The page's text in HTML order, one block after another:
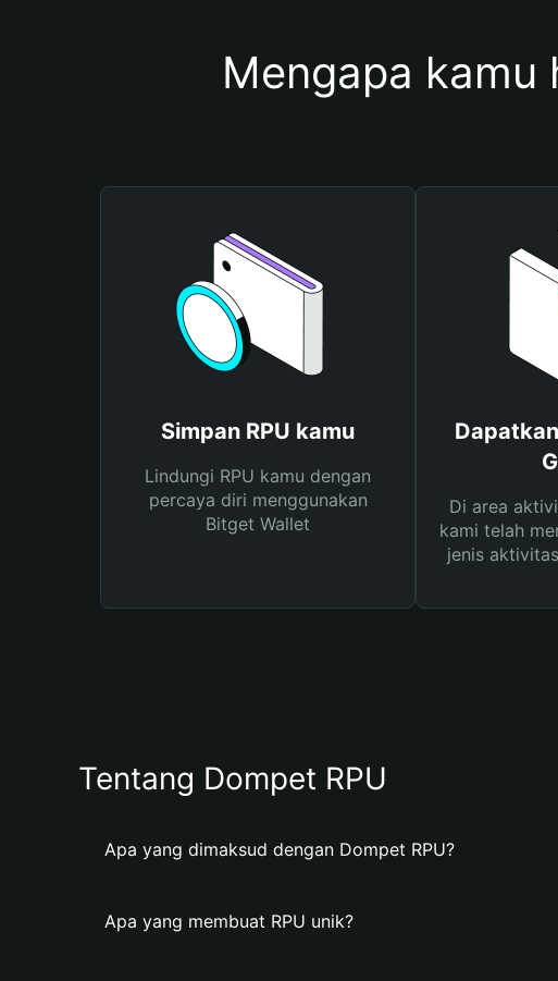
Mengapa kamu
Simpan RPU kamu
Lindungi RPU kamu dengan
percaya diri menggunakan
Bitget Wallet
Di area
kami telah
jenis
Tentang Dompet RPU
Apa yang dimaksud dengan Dompet RPU?
Apa yang membuat RPU unik?